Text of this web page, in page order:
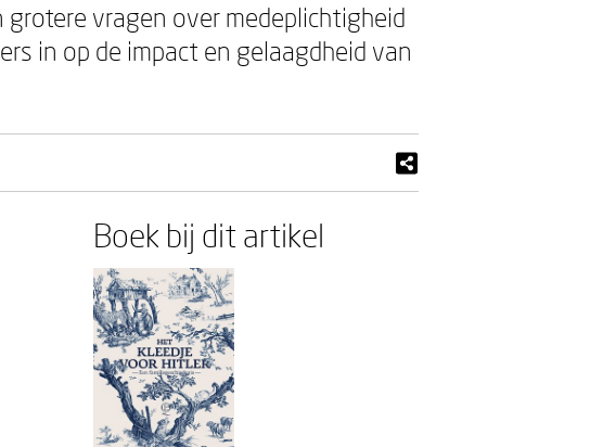
vragen over medeplichtigheid
in op de impact en gelaagdheid van
Boek bij dit artikel